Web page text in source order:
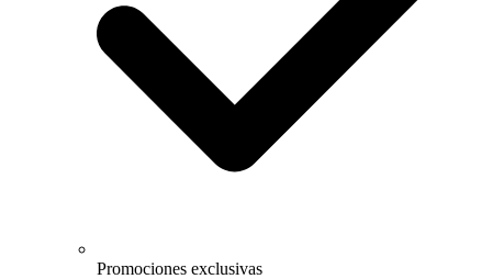
Promociones exclusivas